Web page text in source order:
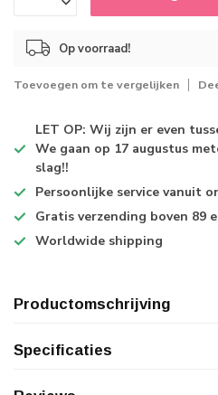
Op voorraad!
Toevoegen om te vergelijken
LET OP: Wij zijn er even
We gaan op 17 augustus
slag!!
Persoonlijke service vanuit
Gratis verzending boven 89
Worldwide shipping
Productomschrijving
Specificaties